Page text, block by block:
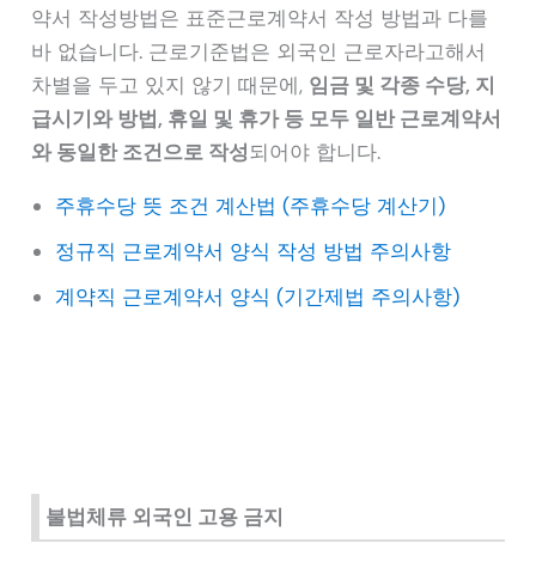
약서 작성방법은 표준근로계약서 작성 방법과 다를
바 없습니다. 근로기준법은 외국인 근로자라고해서
차별을 두고 있지 않기 때문에, 임금 및 각종 수당, 지
급시기와 방법, 휴일 및 휴가 등 모두 일반 근로계약서
와 동일한 조건으로 작성되어야 합니다.
주휴수당 뜻 조건 계산법 (주휴수당 계산기)
정규직 근로계약서 양식 작성 방법 주의사항
계약직 근로계약서 양식 (기간제법 주의사항)
불법체류 외국인 고용 금지